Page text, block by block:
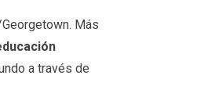
Más
a través de